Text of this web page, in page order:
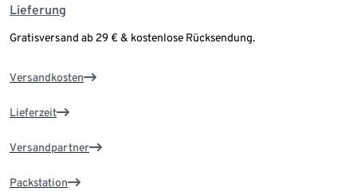
Lieferung
Gratisversand ab 29 € & kostenlose Rücksendung.
Versandkosten
Lieferzeit
Versandpartner
Packstation